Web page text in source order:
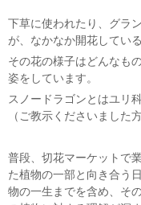
下草に使われたり、グラ
が、なかなか開花してい
その花の様子はどんなも
姿をしています。
スノードラゴンとはユリ
（ご教示くださいました
普段、切花マーケットで
た植物の一部と向き合う
物の一生までを含め、そ